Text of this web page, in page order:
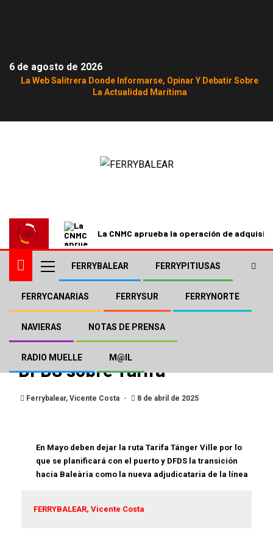
6 de agosto de 2026
La Web Salitrera Donde Informarse, Opinar Y Debatir Sobre
La Actualidad Marítima
La CNMC aprueba la operación de
FERRYBALEAR FERRYPITIUSAS
FERRYCANARIAS FERRYSUR FERRYNORTE
NAVIERAS NOTAS DE PRENSA
RADIO MUELLE M@IL
Desestimadas las medidas
cautelares solicitadas por
DFDS sobre Tarifa
Ferrybalear, Vicente Costa 8 de abril de 2025
En Mayo deben dejar la ruta Tarifa Tánger Ville por lo
que se planificará con el puerto y DFDS la transición
hacia Baleària como la nueva adjudicataria de la línea
FERRYBALEAR, Vicente Costa